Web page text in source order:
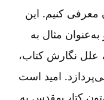
کنیم. این
مثال به
علل نگارش کتاب،
امید است
کتاب‌مقدس به